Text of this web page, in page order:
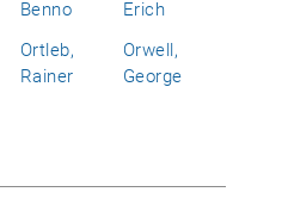
Benno
Erich
Ortleb,
Rainer
Orwell,
George